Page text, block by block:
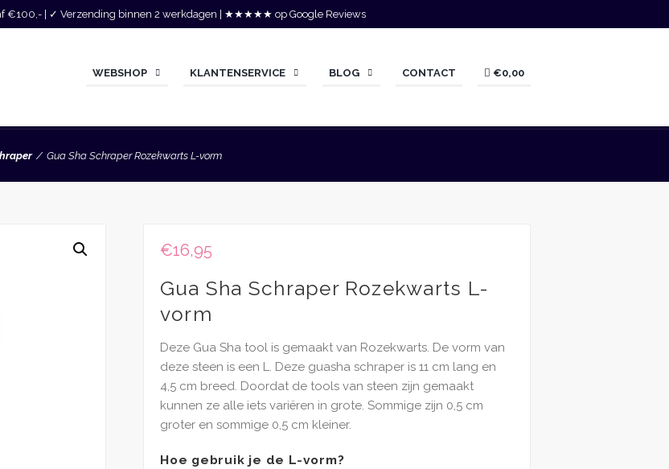
€100,- | ✓ Verzending binnen 2 werkdagen | ★★★★★ op Google Reviews
WEBSHOP KLANTENSERVICE BLOG CONTACT €0,00
Gua Sha Schraper Rozekwarts L-vorm
€16,95
Gua Sha Schraper Rozekwarts L-
vorm
Deze Gua Sha tool is gemaakt van Rozekwarts. De vorm van
deze steen is een L. Deze guasha schraper is 11 cm lang en
4,5 cm breed. Doordat de tools van steen zijn gemaakt
kunnen ze alle iets variëren in grote. Sommige zijn 0,5 cm
groter en sommige 0,5 cm kleiner.
Hoe gebruik je de L-vorm?